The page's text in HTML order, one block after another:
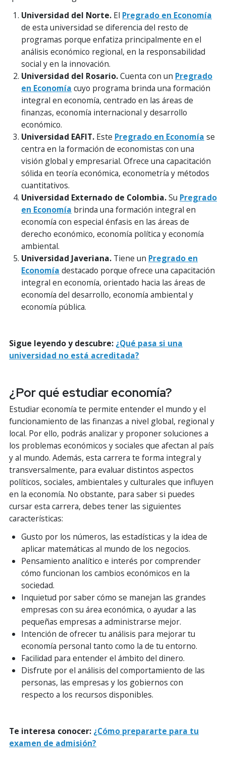
Universidad del Norte. El Pregrado en Economía
de esta universidad se diferencia del resto de
programas porque enfatiza principalmente en el
análisis económico regional, en la responsabilidad
social y en la innovación.
Universidad del Rosario.Cuenta con un Pregrado
en Economía cuyo programa brinda una formación
integral en economía, centrado en las áreas de
finanzas, economía internacional y desarrollo
económico.
Universidad EAFIT. Este Pregrado en Economía se
centra en la formación de economistas con una
visión global y empresarial. Ofrece una capacitación
sólida en teoría económica, econometría y métodos
cuantitativos.
Universidad Externado de Colombia.Su Pregrado
en Economía brinda una formación integral en
economía con especial énfasis en las áreas de
derecho económico, economía política y economía
ambiental.
Universidad Javeriana. Tiene un Pregrado en
Economía destacado porque ofrece una capacitación
integral en economía, orientado hacia las áreas de
economía del desarrollo, economía ambiental y
economía pública.
Sigue leyendo y descubre: ¿Qué pasa si una
universidad no está acreditada?
¿Por qué estudiar economía?
Estudiar economía te permite entender el mundo y el
funcionamiento de las finanzas a nivel global, regional y
local. Por ello, podrás analizar y proponer soluciones a
los problemas económicos y sociales que afectan al país
y al mundo. Además, esta carrera te forma integral y
transversalmente, para evaluar distintos aspectos
políticos, sociales, ambientales y culturales que influyen
en la economía. No obstante, para saber si puedes
cursar esta carrera, debes tener las siguientes
características:
Gusto por los números, las estadísticas y la idea de
aplicar matemáticas al mundo de los negocios.
Pensamiento analítico e interés por comprender
cómo funcionan los cambios económicos en la
sociedad.
Inquietud por saber cómo se manejan las grandes
empresas con su área económica, o ayudar a las
pequeñas empresas a administrarse mejor.
Intención de ofrecer tu análisis para mejorar tu
economía personal tanto como la de tu entorno.
Facilidad para entender el ámbito del dinero.
Disfrute por el análisis del comportamiento de las
personas, las empresas y los gobiernos con
respecto a los recursos disponibles.
Te interesa conocer: ¿Cómo prepararte para tu
examen de admisión?